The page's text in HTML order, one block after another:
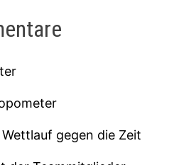
Wettlauf gegen die Zeit